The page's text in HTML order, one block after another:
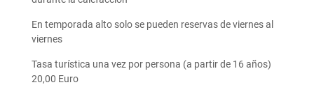
En temporada alto solo se pueden reservas de viernes al
viernes
Tasa turística una vez por persona (a partir de 16 años)
20,00 Euro